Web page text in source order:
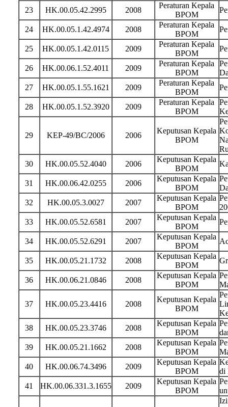
23 HK.00.05.42.2995 2008
Peraturan Kepala
BPOM
24 HK.00.05.1.42.4974 2008
Peraturan Kepala
BPOM
25 HK.00.05.1.42.0115 2009
Peraturan Kepala
BPOM
26 HK.00.06.1.52.4011 2009
Peraturan Kepala
BPOM
27
HK.00.05.1.55.1621 2009
Peraturan Kepala
BPOM
28 HK.00.05.1.52.3920 2009
Peraturan Kepala
BPOM
29 KEP-49/BC/2006 2006
Keputusan Kepala
BPOM
30
HK.00.05.52.4040 2006
Keputusan Kepala
BPOM
31 HK.00.06.42.0255 2006
Keputusan Kepala
BPOM
32
HK.00.05.3.0027 2007
Keputusan Kepala
BPOM
33
HK.00.05.52.6581 2007
Keputusan Kepala
BPOM
34 HK.00.05.52.6291 2007
Keputusan Kepala
BPOM
35 HK.00.05.21.1732 2008
Keputusan Kepala
BPOM
36 HK.00.06.21.0846 2008
Keputusan Kepala
BPOM
37 HK.00.05.23.4416 2008
Keputusan Kepala
BPOM
38
HK.00.05.23.3746 2008
Keputusan Kepala
BPOM
39
HK.00.05.21.1662 2008
Keputusan Kepala
BPOM
40
HK.00.06.74.3496 2009
Keputusan Kepala
BPOM
di
41
HK.00.06.331.3.1655 2009
Keputusan Kepala
BPOM